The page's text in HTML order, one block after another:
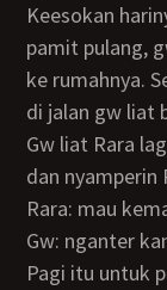
Keesokan harinya jam 6 pagi gw dibangunin Caca, dia
pamit pulang,
ke rumahnya.
di jalan gw liat
Gw liat Rara
dan nyamperin
Rara: mau
Gw: nganter
Pagi itu untuk pertama kalinya gw nganter Rara ke